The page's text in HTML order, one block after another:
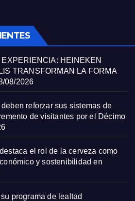
HEINEKEN
TRANSFORMAN LA FORMA
08/2026
reforzar sus sistemas de
de visitantes por el Décimo
el rol de la cerveza como
y sostenibilidad en
programa de lealtad